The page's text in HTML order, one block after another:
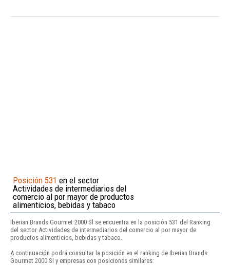
Posición 531 en el sector
Actividades de intermediarios del
comercio al por mayor de productos
alimenticios, bebidas y tabaco
Iberian Brands Gourmet 2000 Sl se encuentra en la posición 531 del Ranking
del sector Actividades de intermediarios del comercio al por mayor de
productos alimenticios, bebidas y tabaco.
A continuación podrá consultar la posición en el ranking de Iberian Brands
Gourmet 2000 Sl y empresas con posiciones similares: